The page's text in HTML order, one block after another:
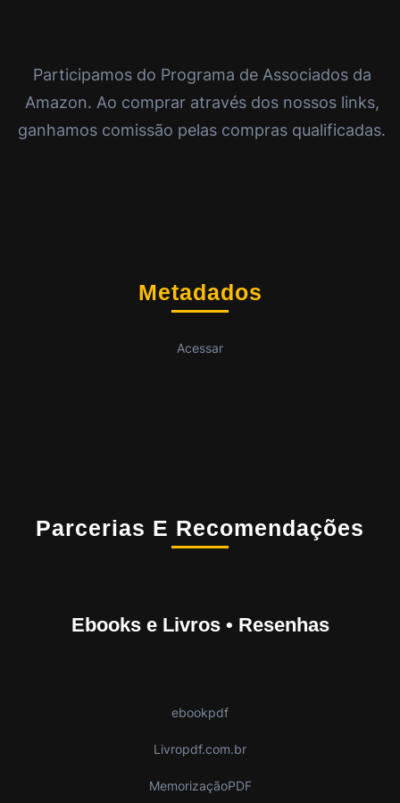
Participamos do Programa de Associados da
Amazon. Ao comprar através dos nossos links,
ganhamos comissão pelas compras qualificadas.
Metadados
Acessar
Parcerias E Recomendações
Ebooks e Livros • Resenhas
ebookpdf
Livropdf.com.br
MemorizaçãoPDF